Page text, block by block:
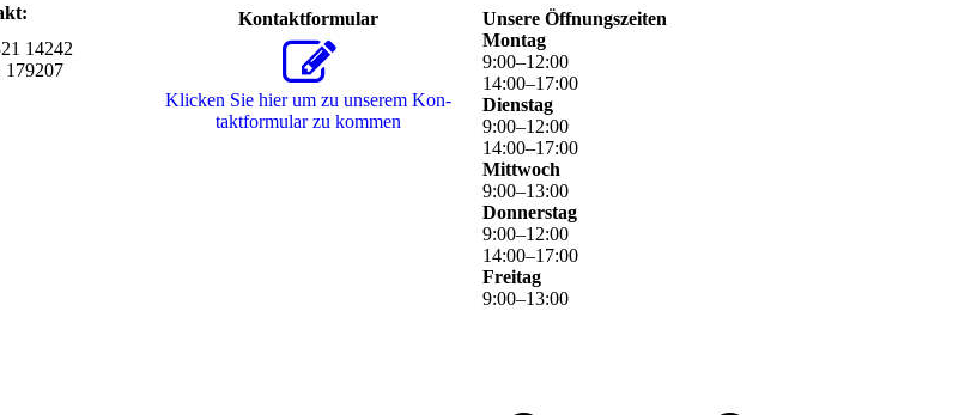
14242
179207
Kontaktformular
Klicken Sie hier um zu unserem Kon­
takt­for­mu­lar zu kommen
Unsere Öffnungszeiten
Montag
9:00–12:00
14:00–17:00
Dienstag
9:00–12:00
14:00–17:00
Mittwoch
9:00–13:00
Donnerstag
9:00–12:00
14:00–17:00
Freitag
9:00–13:00